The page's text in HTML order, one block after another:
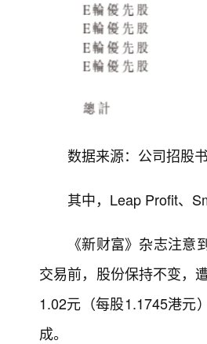
数据来源：公司招股书
其中，Leap Profit、
《新财富》杂志注
交易前，股份保持不变，
1.02元（每股1.1745港元
成。